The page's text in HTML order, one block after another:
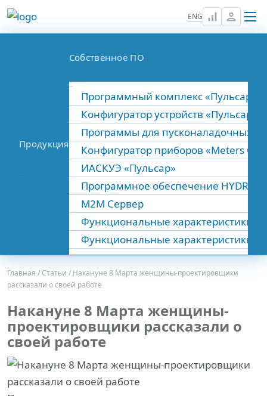
ENG signal_cellular_alt person
Продукция
Собственное ПО
Программный комплекс «Пульсар»
Конфигуратор устройств «Пульсар»
Программы для пусконаладочных
Конфигуратор приборов «Meters
ИАСКУЭ «Пульсар»
Программное обеспечение HYDRA
M2M Сервер
Функциональные характеристики
Функциональные характеристики
Главная / Статьи / Накануне 8 Марта женщины-проектировщики
рассказали о своей работе
Накануне 8 Марта женщины-
проектировщики рассказали о
своей работе